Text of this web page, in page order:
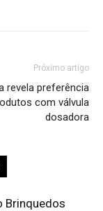
Próximo artigo
revela preferência
com válvula
dosadora
Brinquedos